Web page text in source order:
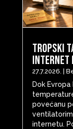
Tropski
internet
27.7.2026.
Dok
povećanu
internetu.